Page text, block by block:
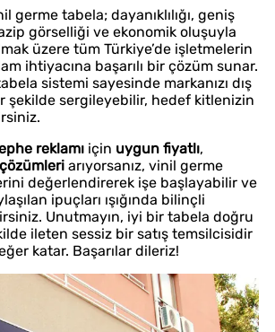
germe tabela; dayanıklılığı, geniş
görselliği ve ekonomik oluşuyla
üzere tüm Türkiye’de işletmelerin
ihtiyacına başarılı bir çözüm sunar.
sistemi sayesinde markanızı dış
şekilde sergileyebilir, hedef kitlenizin
reklamı için uygun fiyatlı,
arıyorsanız, vinil germe
değerlendirerek işe başlayabilir ve
ipuçları ışığında bilinçli
Unutmayın, iyi bir tabela doğru
ileten sessiz bir satış temsilcisidir
katar. Başarılar dileriz!